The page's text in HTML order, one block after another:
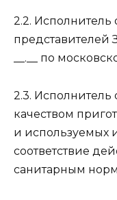
2.2. Исполнитель
представителей
__.__ по
2.3. Исполнитель
качеством
и используемых
соответствие
санитарным